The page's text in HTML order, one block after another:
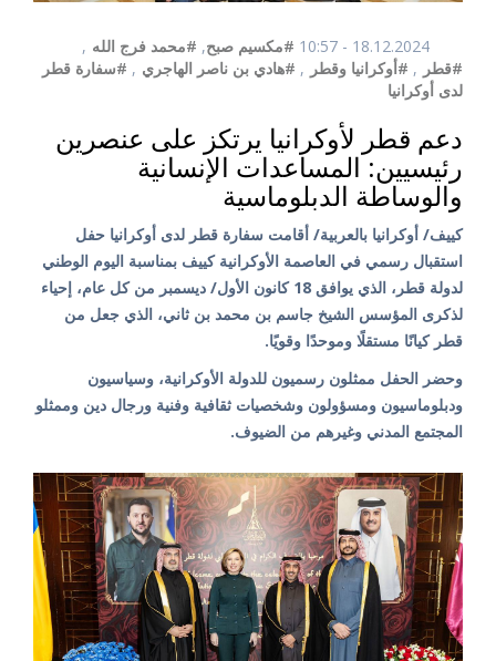
18.12.2024 - 10:57 #مكسيم صبح, #محمد فرج الله ,
#قطر , #أوكرانيا وقطر , #هادي بن ناصر الهاجري , #سفارة قطر
لدى أوكرانيا
دعم قطر لأوكرانيا يرتكز على عنصرين
رئيسيين: المساعدات الإنسانية
والوساطة الدبلوماسية
كييف/ أوكرانيا بالعربية/ أقامت سفارة قطر لدى أوكرانيا حفل
استقبال رسمي في العاصمة الأوكرانية كييف بمناسبة اليوم الوطني
لدولة قطر، الذي يوافق 18 كانون الأول/ ديسمبر من كل عام، إحياء
لذكرى المؤسس الشيخ جاسم بن محمد بن ثاني، الذي جعل من
قطر كيانًا مستقلًا وموحدًا وقويًا.
وحضر الحفل ممثلون رسميون للدولة الأوكرانية، وسياسيون
ودبلوماسيون ومسؤولون وشخصيات ثقافية وفنية ورجال دين وممثلو
المجتمع المدني وغيرهم من الضيوف.